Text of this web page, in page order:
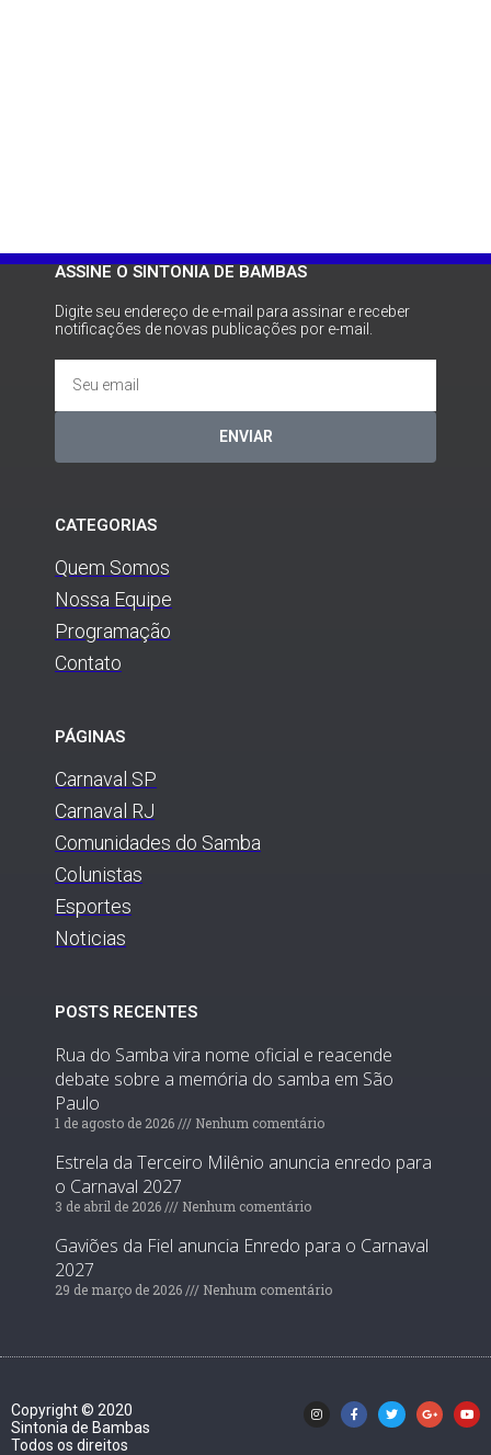
ASSINE O SINTONIA DE BAMBAS
Digite seu endereço de e-mail para assinar e receber
notificações de novas publicações por e-mail.
ENVIAR
CATEGORIAS
Quem Somos
Nossa Equipe
Programação
Contato
PÁGINAS
Carnaval SP
Carnaval RJ
Comunidades do Samba
Colunistas
Esportes
Noticias
POSTS RECENTES
Rua do Samba vira nome oficial e reacende
debate sobre a memória do samba em São
Paulo
1 de agosto de 2026 Nenhum comentário
Estrela da Terceiro Milênio anuncia enredo para
o Carnaval 2027
3 de abril de 2026 Nenhum comentário
Gaviões da Fiel anuncia Enredo para o Carnaval
2027
29 de março de 2026 Nenhum comentário
Copyright © 2020
Sintonia de Bambas
Todos os direitos